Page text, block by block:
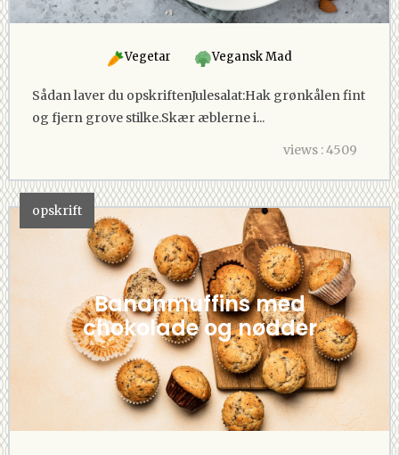
Vegetar Vegansk Mad
Sådan laver du opskriftenJulesalat:Hak grønkålen fint
og fjern grove stilke.Skær æblerne i...
views : 4509
opskrift
Bananmuffins med
chokolade og nødder